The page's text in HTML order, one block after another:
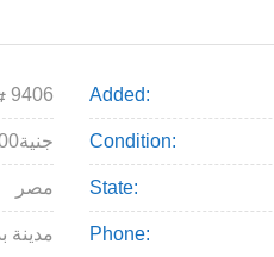
9406 Added:
25.000جنية Condition:
مصر State:
مدينة Phone: